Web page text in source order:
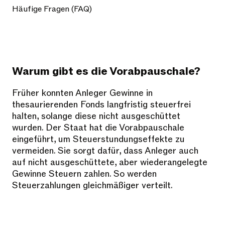
Häufige Fragen (FAQ)
Warum gibt es die Vorabpauschale?
Früher konnten Anleger Gewinne in
thesaurierenden Fonds langfristig steuerfrei
halten, solange diese nicht ausgeschüttet
wurden. Der Staat hat die Vorabpauschale
eingeführt, um Steuerstundungseffekte zu
vermeiden. Sie sorgt dafür, dass Anleger auch
auf nicht ausgeschüttete, aber wiederangelegte
Gewinne Steuern zahlen. So werden
Steuerzahlungen gleichmäßiger verteilt.